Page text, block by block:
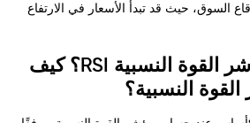
السوق، حيث قد تبدأ الأسعار في الارتفاع
ما هي معادلة مؤشر القوة النسبية RSI؟ كيف
النسبية؟